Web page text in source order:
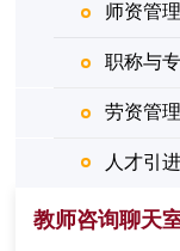
师资管理
职称与
劳资管理
人才引进
教师咨询聊天